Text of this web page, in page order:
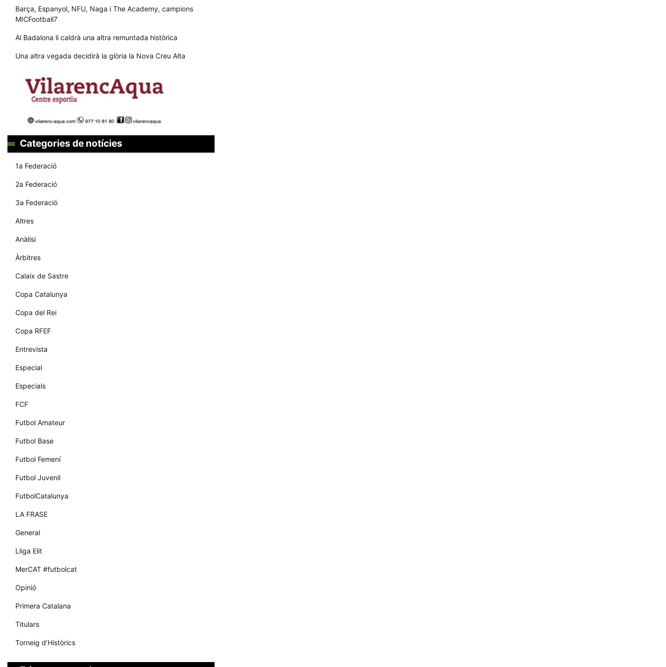
Barça, Espanyol, NFU, Naga i The Academy, campions
MICFootball7
Al Badalona li caldrà una altra remuntada històrica
Una altra vegada decidirà la glòria la Nova Creu Alta
Categories de notícies
1a Federació
2a Federació
3a Federació
Altres
Anàlisi
Àrbitres
Calaix de Sastre
Copa Catalunya
Copa del Rei
Copa RFEF
Entrevista
Especial
Especials
FCF
Futbol Amateur
Futbol Base
Futbol Femení
Futbol Juvenil
FutbolCatalunya
LA FRASE
General
Lliga Elit
MerCAT #futbolcat
Opinió
Primera Catalana
Titulars
Torneig d’Històrics